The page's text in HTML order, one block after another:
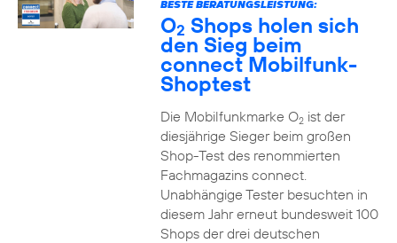
BESTE BERATUNGSLEISTUNG:
O2 Shops holen sich
den Sieg beim
connect Mobilfunk-
Shoptest
Die Mobilfunkmarke O2ist der
diesjährige Sieger beim großen
Shop-Test des renommierten
Fachmagazins connect.
Unabhängige Tester besuchten in
diesem Jahr erneut bundesweit 100
Shops der drei deutschen